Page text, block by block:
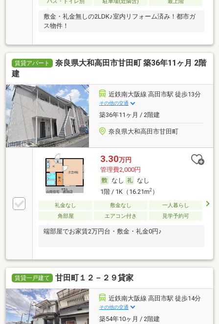
バス・トイレ別 駐車場(近隣含) 最上階
敷金・礼金無しの2LDK♪室内リフォーム済み！都市ガ
ス物件！
賃貸アパート
奈良県大和高田市甘田町 築36年11ヶ月 2階
建
近鉄南大阪線 高田市駅 徒歩13分
その他の交通
築36年11ヶ月 / 2階建
奈良県大和高田市甘田町
3.30万円
管理費2,000円
なし
なし
1階 / 1K（16.21m2）
礼金なし 敷金なし
一人暮らし
角部屋
エアコン付き 見学予約可
端部屋でお家賃2万円台・敷金・礼金0円♪
賃貸一戸建て 甘田町１２－２９貸家
近鉄南大阪線 高田市駅 徒歩14分
その他の交通
築54年10ヶ月 / 2階建